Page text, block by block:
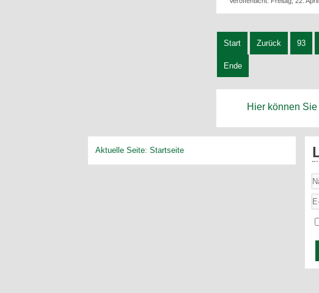
Start Zurück 93
Ende
Hier können
Aktuelle Seite:Startseite